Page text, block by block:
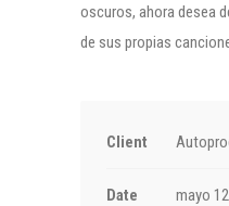
oscuros, ahora desea
de sus propias
Client
Date mayo